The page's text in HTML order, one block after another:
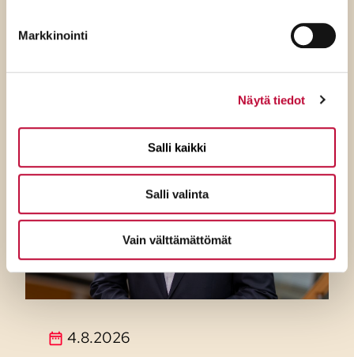
Markkinointi
Näytä tiedot
Salli kaikki
Salli valinta
Vain välttämättömät
demokratiaa
4.8.2026